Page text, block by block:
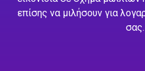
επίσης να μιλήσουν για
σας.